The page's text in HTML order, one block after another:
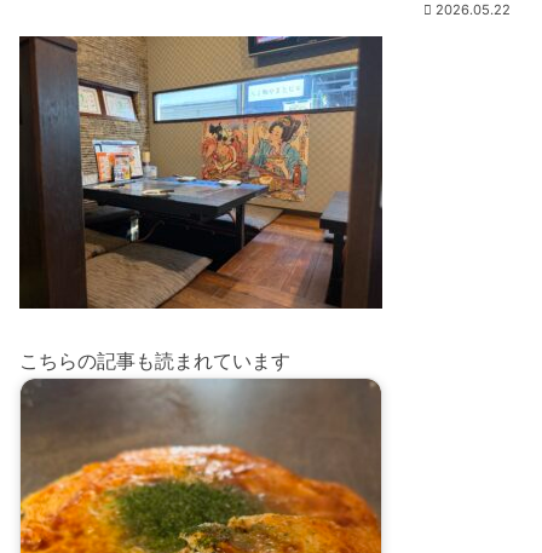
2026.05.22
こちらの記事も読まれています